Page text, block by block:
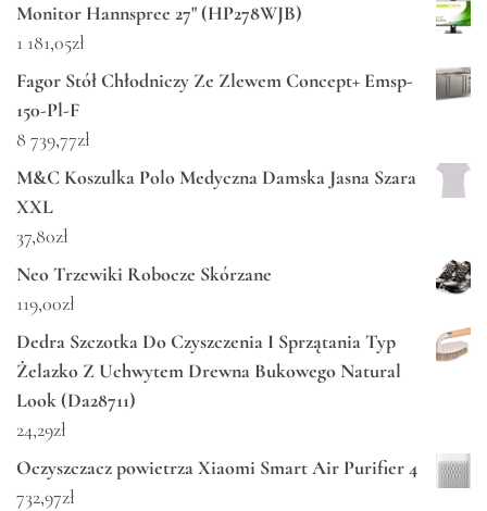
Monitor Hannspree 27" (HP278WJB)
1 181,05zł
Fagor Stół Chłodniczy Ze Zlewem Concept+ Emsp-
150-Pl-F
8 739,77zł
M&C Koszulka Polo Medyczna Damska Jasna Szara
XXL
37,80zł
Neo Trzewiki Robocze Skórzane
119,00zł
Dedra Szczotka Do Czyszczenia I Sprzątania Typ
Żelazko Z Uchwytem Drewna Bukowego Natural
Look (Da28711)
24,29zł
Oczyszczacz powietrza Xiaomi Smart Air Purifier 4
732,97zł